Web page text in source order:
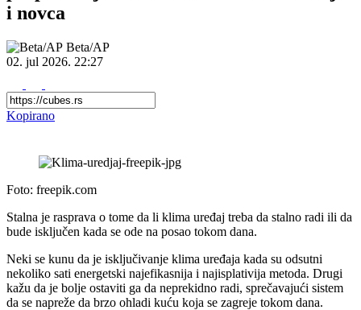
i novca
Beta/AP
02. jul 2026. 22:27
Kopirano
Foto: freepik.com
Stalna je rasprava o tome da li klima uređaj treba da stalno radi ili da
bude isključen kada se ode na posao tokom dana.
Neki se kunu da je isključivanje klima uređaja kada su odsutni
nekoliko sati energetski najefikasnija i najisplativija metoda. Drugi
kažu da je bolje ostaviti ga da neprekidno radi, sprečavajući sistem
da se napreže da brzo ohladi kuću koja se zagreje tokom dana.